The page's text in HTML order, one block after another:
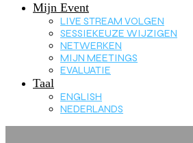
Mijn Event
LIVE STREAM VOLGEN
SESSIEKEUZE WIJZIGEN
NETWERKEN
MIJN MEETINGS
EVALUATIE
Taal
ENGLISH
NEDERLANDS